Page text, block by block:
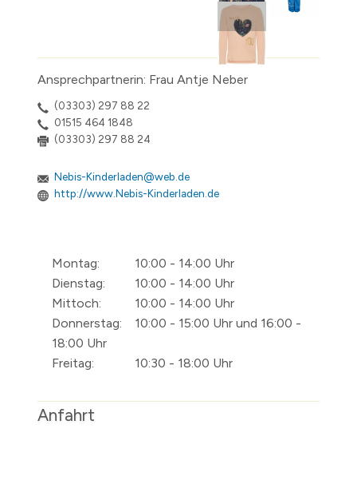
Ansprechpartnerin: Frau Antje Neber
(03303) 297 88 22
01515 464 1848
(03303) 297 88 24
Nebis-Kinderladen@web.de
http://www.Nebis-Kinderladen.de
Montag:
10:00 - 14:00 Uhr
Dienstag:
10:00 - 14:00 Uhr
Mittoch:
10:00 - 14:00 Uhr
Donnerstag:
10:00 - 15:00 Uhr und 16:00 -
18:00 Uhr
Freitag:
10:30 - 18:00 Uhr
Anfahrt